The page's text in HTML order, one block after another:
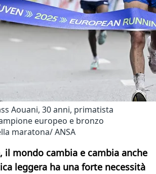
Aouani, 30 anni, primatista
europeo e bronzo
maratona/ ANSA
il mondo cambia e cambia anche
leggera ha una forte necessità